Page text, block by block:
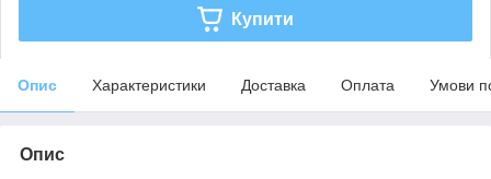
Купити
Опис Характеристики Доставка Оплата Умови
Опис